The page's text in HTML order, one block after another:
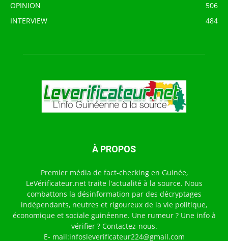
OPINION
506
INTERVIEW
484
À PROPOS
Premier média de fact-checking en Guinée,
LeVérificateur.net traite l'actualité à la source. Nous
combattons la désinformation par des décryptages
indépendants, neutres et rigoureux de la vie politique,
économique et sociale guinéenne. Une rumeur ? Une info à
vérifier ? Contactez-nous.
E- mail:infosleverificateur224@gmail.com